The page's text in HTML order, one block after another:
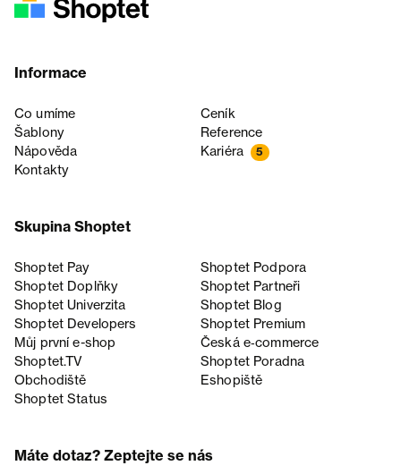
Informace
Co umíme
Ceník
Šablony
Reference
Nápověda
Kariéra 5
Kontakty
Skupina Shoptet
Shoptet Pay
Shoptet Podpora
Shoptet Doplňky
Shoptet Partneři
Shoptet Univerzita
Shoptet Blog
Shoptet Developers
Shoptet Premium
Můj první e-shop
Česká e‑commerce
Shoptet.TV
Shoptet Poradna
Obchodiště
Eshopiště
Shoptet Status
Máte dotaz? Zeptejte se nás